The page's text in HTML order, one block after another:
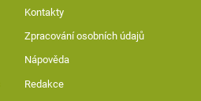
Kontakty
Zpracování osobních údajů
Nápověda
Redakce